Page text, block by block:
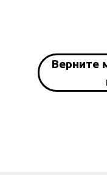
Верните